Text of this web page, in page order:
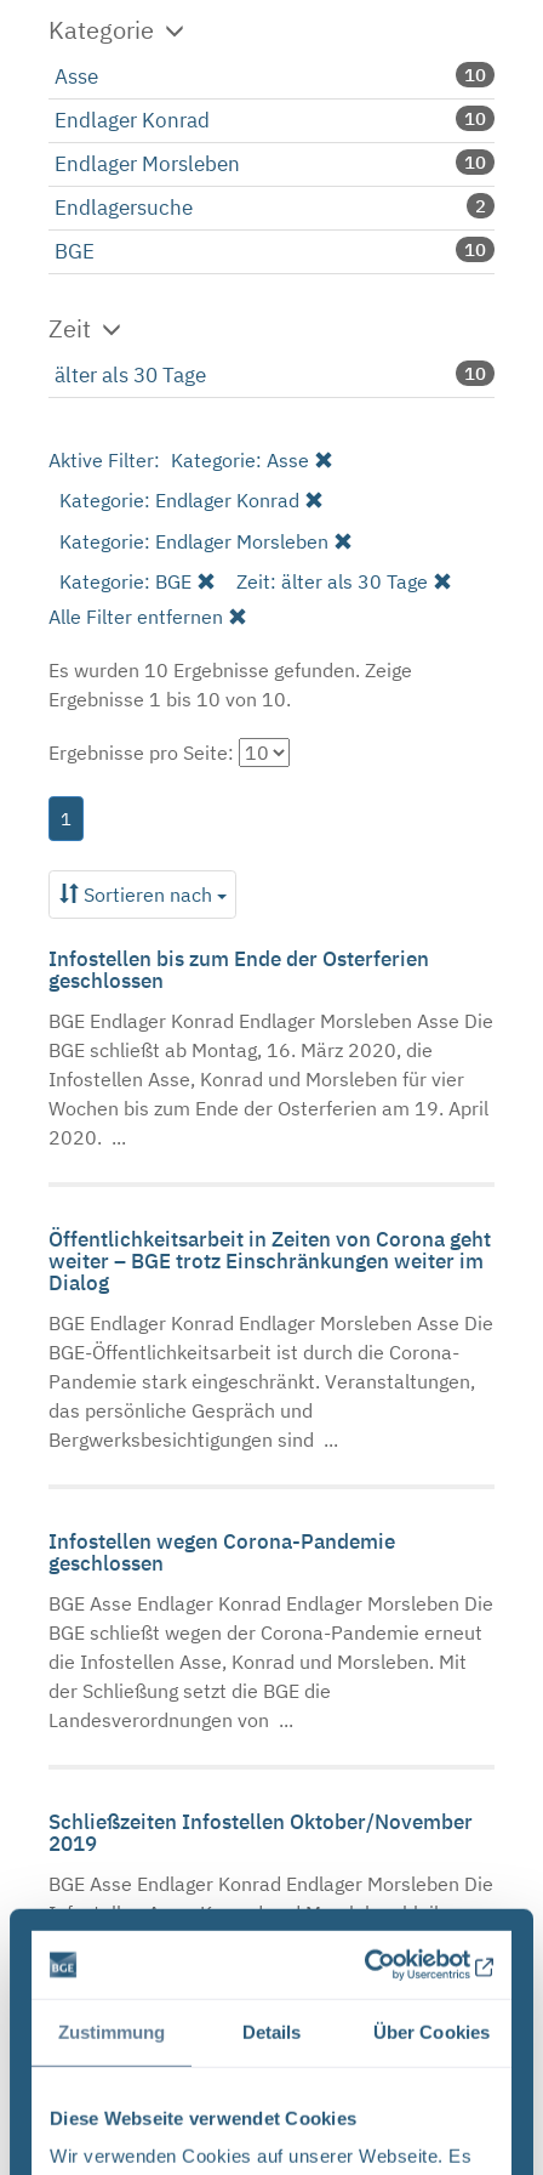
Zustimmung Details Über Cookies
Diese Webseite verwendet Cookies
Wir verwenden Cookies auf unserer Webseite. Es
Kategorie
Asse 10
Endlager Konrad 10
Endlager Morsleben 10
Endlagersuche 2
BGE 10
Zeit
älter als 30 Tage 10
Aktive Filter: Kategorie: Asse
Kategorie: Endlager Konrad
Kategorie: Endlager Morsleben
Kategorie: BGE
Zeit: älter als 30 Tage
Alle Filter entfernen
Es wurden 10 Ergebnisse gefunden. Zeige
Ergebnisse 1 bis 10 von 10.
Ergebnisse pro Seite:
1
Sortieren nach
Infostellen bis zum Ende der Osterferien
geschlossen
BGE Endlager Konrad Endlager Morsleben Asse Die
BGE schließt ab Montag, 16. März 2020, die
Infostellen Asse, Konrad und Morsleben für vier
Wochen bis zum Ende der Osterferien am 19. April
2020. ...
Öffentlichkeitsarbeit in Zeiten von Corona geht
weiter – BGE trotz Einschränkungen weiter im
Dialog
BGE Endlager Konrad Endlager Morsleben Asse Die
BGE-Öffentlichkeitsarbeit ist durch die Corona-
Pandemie stark eingeschränkt. Veranstaltungen,
das persönliche Gespräch und
Bergwerksbesichtigungen sind ...
Infostellen wegen Corona-Pandemie
geschlossen
BGE Asse Endlager Konrad Endlager Morsleben Die
BGE schließt wegen der Corona-Pandemie erneut
die Infostellen Asse, Konrad und Morsleben. Mit
der Schließung setzt die BGE die
Landesverordnungen von ...
Schließzeiten Infostellen Oktober/November
2019
BGE Asse Endlager Konrad Endlager Morsleben Die
Infostellen Asse, Konrad und Morsleben bleiben
am Mittwoch, den 23. Oktober 2019 aufgrund
einer internen Veranstaltung geschlossen. Auch
BGE Endlager Konrad Endlager Morsleben